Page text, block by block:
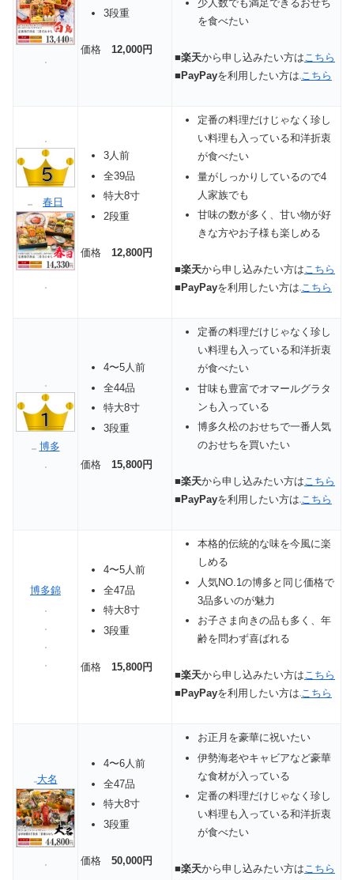
3段重
価格 12,000円
少人数でも満足できるおせち
を食べたい
■楽天から申し込みたい方はこちら
■ PayPayを利用したい方は こちら
春日
3人前
全39品
特大8寸
2段重
価格 12,800円
定番の料理だけじゃなく珍し
い料理も入っている和洋折衷
が食べたい
量がしっかりしているので4
人家族でも
甘味の数が多く、甘い物が好
きな方やお子様も楽しめる
■楽天から申し込みたい方はこちら
■ PayPayを利用したい方は こちら
博多
4〜5人前
全44品
特大8寸
3段重
価格 15,800円
定番の料理だけじゃなく珍し
い料理も入っている和洋折衷
が食べたい
甘味も豊富でオマールグラタ
ンも入っている
博多久松のおせちで一番人気
のおせちを買いたい
■楽天から申し込みたい方はこちら
■ PayPayを利用したい方は こちら
博多錦
4〜5人前
全47品
特大8寸
3段重
価格 15,800円
本格的伝統的な味を今風に楽
しめる
人気NO.1の博多と同じ価格で
3品多いのが魅力
お子さま向きの品も多く、年
齢を問わず喜ばれる
■楽天から申し込みたい方はこちら
■ PayPayを利用したい方は こちら
大名
4〜6人前
全47品
特大8寸
3段重
価格 50,000円
お正月を豪華に祝いたい
伊勢海老やキャビアなど豪華
な食材が入っている
定番の料理だけじゃなく珍し
い料理も入っている和洋折衷
が食べたい
■楽天から申し込みたい方はこちら